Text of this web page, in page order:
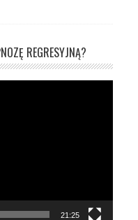
REGRESYJNĄ?
21:25